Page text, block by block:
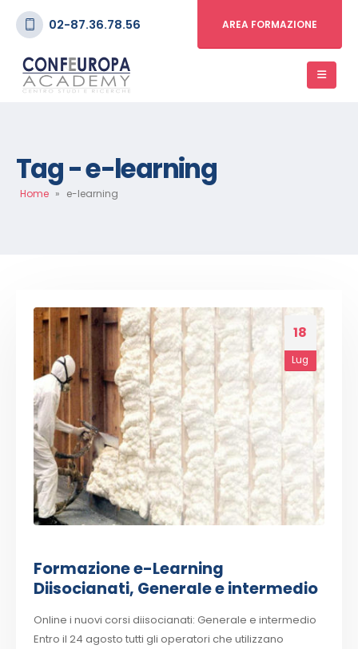
02-87.36.78.56 AREA FORMAZIONE
Tag - e-learning
Home » e-learning
18
Lug
Formazione e-Learning
Diisocianati, Generale e intermedio
Online i nuovi corsi diisocianati: Generale e intermedio
Entro il 24 agosto tutti gli operatori che utilizzano